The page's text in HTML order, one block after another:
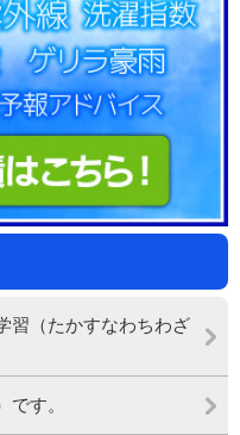
習（たかすなわちわざ
す。